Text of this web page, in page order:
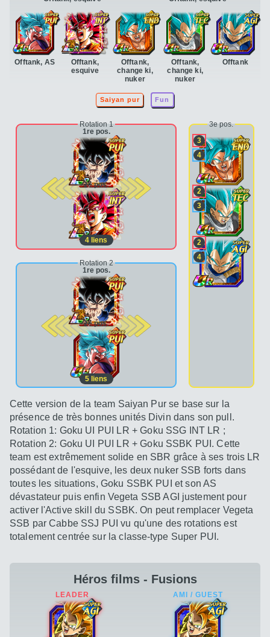
Offtank, AS
Offtank,
esquive
Offtank,
change ki,
nuker
Offtank,
change ki,
nuker
Offtank
Saiyan pur Fun
Rotation 1
1re pos.
2e pos.
4 liens
Rotation 2
1re pos.
2e pos.
5 liens
3e pos.
3
4
2
3
2
4
Cette version de la team Saiyan Pur se base sur la
présence de très bonnes unités Divin dans son pull.
Rotation 1: Goku UI PUI LR + Goku SSG INT LR ;
Rotation 2: Goku UI PUI LR + Goku SSBK PUI. Cette
team est extrêmement solide en SBR grâce à ses trois LR
possédant de l'esquive, les deux nuker SSB forts dans
toutes les situations, Goku SSBK PUI et son AS
dévastateur puis enfin Vegeta SSB AGI justement pour
activer l'Active skill du SSBK. On peut remplacer Vegeta
SSB par Cabbe SSJ PUI vu qu'une des rotations est
totalement centrée sur la classe-type Super PUI.
Héros films - Fusions